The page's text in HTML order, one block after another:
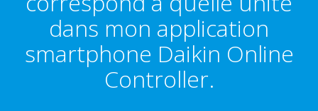
dans mon application
smartphone Daikin Online
Controller.